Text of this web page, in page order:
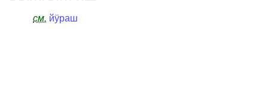
см. йӱраш